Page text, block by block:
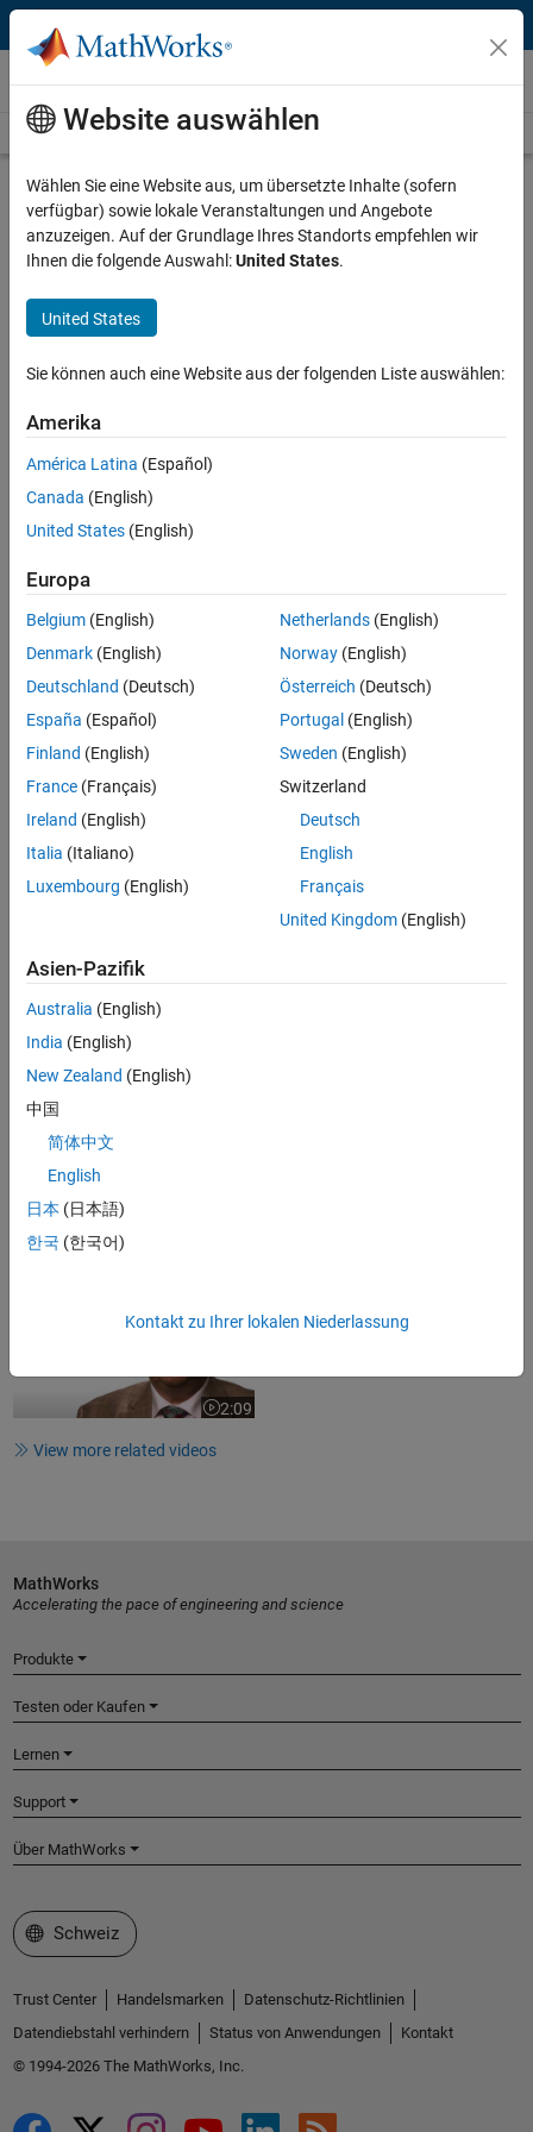
Weiter zum Inhalt
Videos
Videos Home Search
Play
Description
Supporting Large Scale Driving
Related Resources
UP NEXT:
Video length is 52:03
MATLAB Software Techniques for
Large-Scale Data Analysis...
RELATED VIDEOS:
MATLAB Software Techniques for
Large-Scale Data Analysis...
Lean Data Analysis: The Awesome
2:09
Video length is 2:09
Scale Optimal Control...
View more related videos
Website auswählen
Wählen Sie eine Website aus, um übersetzte Inhalte (sofern
verfügbar) sowie lokale Veranstaltungen und Angebote
anzuzeigen. Auf der Grundlage Ihres Standorts empfehlen wir
Ihnen die folgende Auswahl:United States.
United States
Sie können auch eine Website aus der folgenden Liste auswählen:
Amerika
América Latina (Español)
Canada (English)
United States (English)
Europa
Belgium (English)
Denmark (English)
Deutschland (Deutsch)
España (Español)
Finland (English)
France (Français)
Ireland (English)
Italia (Italiano)
Luxembourg (English)
Netherlands(English)
Norway(English)
Österreich (Deutsch)
Portugal (English)
Sweden (English)
Switzerland
Deutsch
English
Français
United Kingdom(English)
Asien-Pazifik
Australia (English)
India (English)
New Zealand (English)
中国
简体中文
English
日本 (日本語)
한국 (한국어)
Kontakt zu Ihrer lokalen Niederlassung
MathWorks
Accelerating the pace of engineering and science
Produkte
Testen oder Kaufen
Lernen
Support
Über MathWorks
Website auswählen
Schweiz
Trust Center Handelsmarken
Datenschutz-Richtlinien
Datendiebstahl verhindern
Status von Anwendungen
Kontakt
© 1994-2026 The MathWorks, Inc.